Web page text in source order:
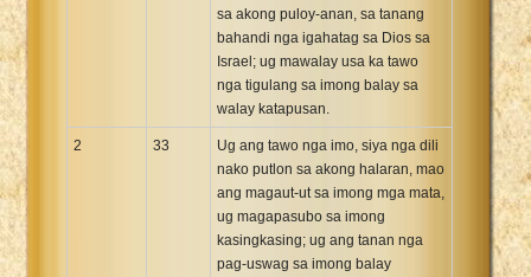
sa akong puloy-anan, sa tanang
bahandi nga igahatag sa Dios sa
Israel; ug mawalay usa ka tawo
nga tigulang sa imong balay sa
walay katapusan.
2 33
Ug ang tawo nga imo, siya nga dili
nako putlon sa akong halaran, mao
ang magaut-ut sa imong mga mata,
ug magapasubo sa imong
kasingkasing; ug ang tanan nga
pag-uswag sa imong balay